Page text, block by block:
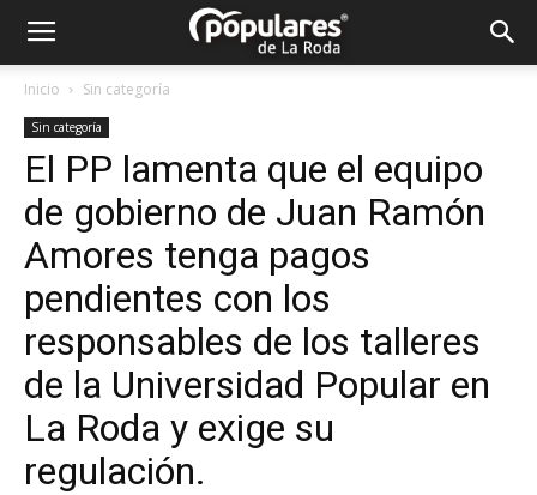
Partido
Popular
Roda
Inicio Sin categoría
Sin categoría
El PP lamenta que el equipo
de gobierno de Juan Ramón
Amores tenga pagos
pendientes con los
responsables de los talleres
de la Universidad Popular en
La Roda y exige su
regulación.